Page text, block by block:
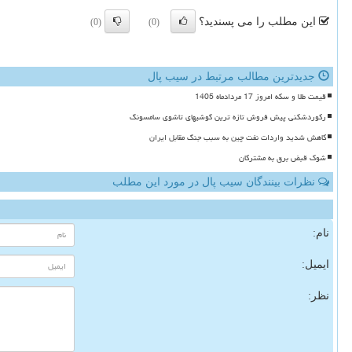
این مطلب را می پسندید؟ (0)
(0)
جدیدترین مطالب مرتبط در سیب پال
قیمت طلا و سکه امروز 17 مردادماه 1405
رکوردشکنی پیش فروش تازه ترین گوشیهای تاشوی سامسونگ
کاهش شدید واردات نفت چین به سبب جنگ مقابل ایران
شوک قبض برق به مشترکان
نظرات بینندگان سیب پال در مورد این مطلب
نام:
ایمیل:
نظر: